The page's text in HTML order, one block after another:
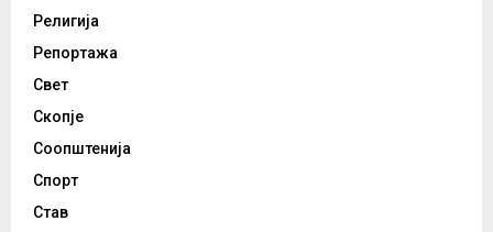
Религија
Репортажа
Свет
Скопје
Соопштенија
Спорт
Став